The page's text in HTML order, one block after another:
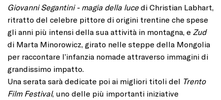
Giovanni Segantini - magia della luce di Christian Labhart,
ritratto del celebre pittore di origini trentine che spese
gli anni più intensi della sua attività in montagna, e Zud
di Marta Minorowicz, girato nelle steppe della Mongolia
per raccontare l’infanzia nomade attraverso immagini di
grandissimo impatto.
Una serata sarà dedicate poi ai migliori titoli del Trento
Film Festival, uno delle più importanti iniziative